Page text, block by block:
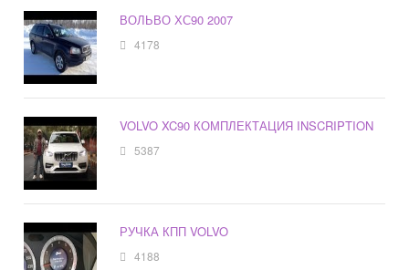
ВОЛЬВО ХС90 2007
4178
VOLVO XC90 КОМПЛЕКТАЦИЯ INSCRIPTION
5387
РУЧКА КПП VOLVO
4188